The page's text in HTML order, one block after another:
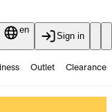
en
Sign in
Outlet Clearance